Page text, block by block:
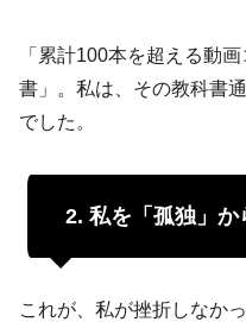
「累計100本を超える動
書」。私は、その教科書
でした。
2. 私を「孤独」か
これが、私が挫折しなか